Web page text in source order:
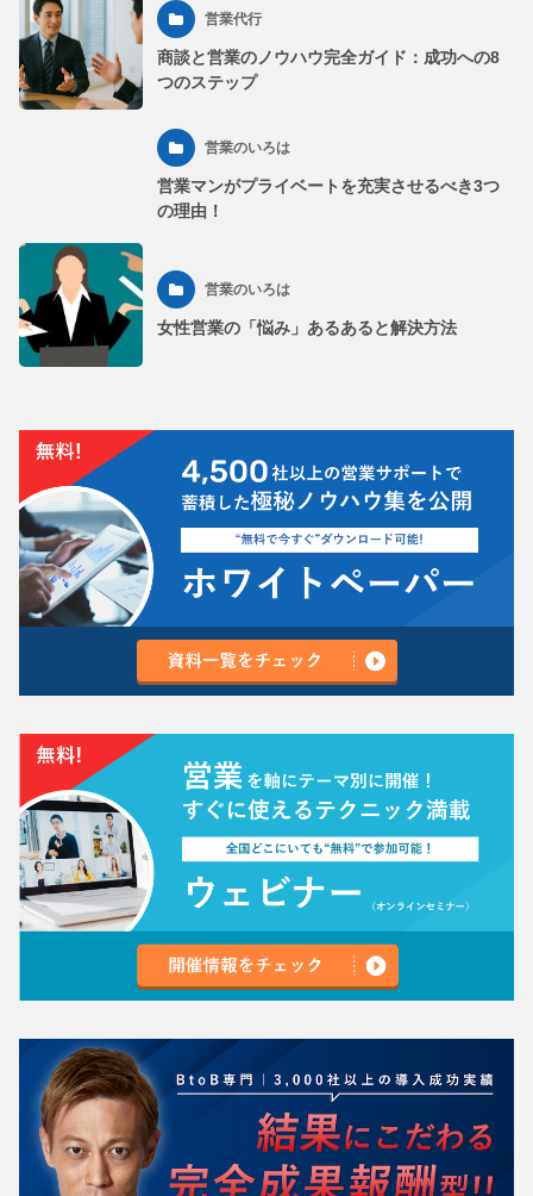
営業代行
商談と営業のノウハウ完全ガイド：成功への8
つのステップ
営業のいろは
営業マンがプライベートを充実させるべき3つ
の理由！
営業のいろは
女性営業の「悩み」あるあると解決方法